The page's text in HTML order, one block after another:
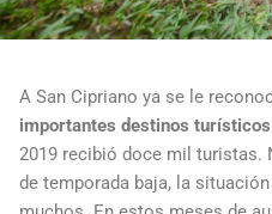
A San Cipriano ya se le
importantes destinos
2019 recibió doce mil turistas.
de temporada baja, la